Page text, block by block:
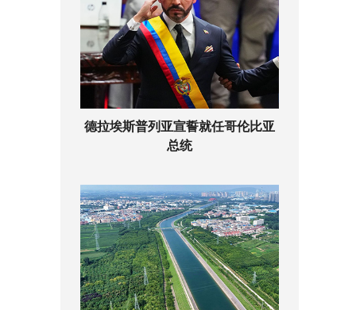
德拉埃斯普列亚宣誓就任哥伦比亚
总统